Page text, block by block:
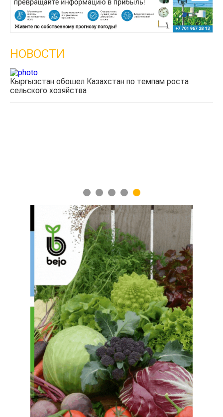
НОВОСТИ
Кыргызстан обошел Казахстан по темпам роста
сельского хозяйства
1 2 3 4 5